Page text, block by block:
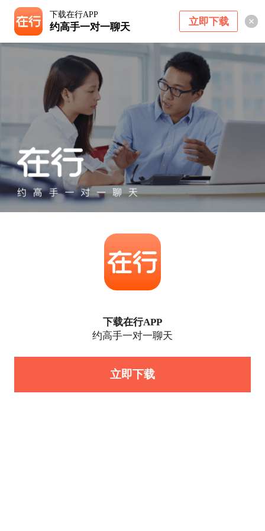
下载在行APP
约高手一对一聊天 立即下载
下载在行APP
约高手一对一聊天
立即下载